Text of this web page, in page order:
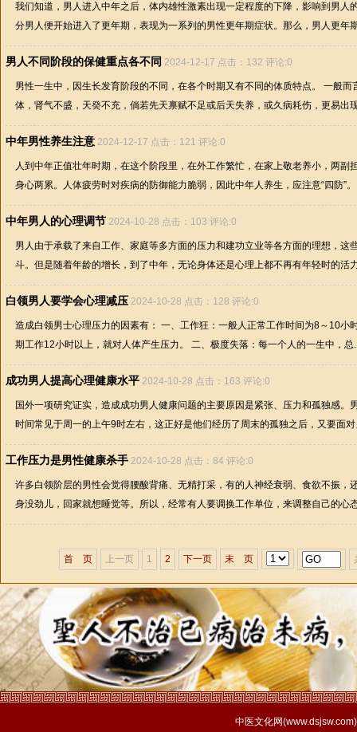
我们知道，男人进入中年之后，体内雄性激素出现一定程度的下降，影响到男人
分男人便开始进入了更年期，表现为一系列的男性更年期症状。那么，男人更年
男人不同阶段的保健重点各不同 2024-12-17 点击：132 评论:0
男性一生中，因生长发育阶段的不同，在各个时期又有不同的体质特点。 一般
体，肾气不盛，天癸不充，倘若先天禀赋不足或后天失养，或久病耗伤，更易出
中年男性养生注意 2024-12-17 点击：121 评论:0
人到中年正值壮年时期，在这个阶段里，在外工作繁忙，在家上敬老养小，两副
身心两累。人体疲劳时对疾病的防御能力脆弱，因此中年人养生，应注意“四防”
中年男人的心理调节 2024-10-28 点击：103 评论:0
男人由于承载了来自工作、家庭等多方面的压力和建功立业等各方面的理想，这
斗。但是随着年龄的增长，到了中年，无论身体还是心理上都不再有年轻时的活
白领男人要学会心理减压 2024-10-28 点击：128 评论:0
造成白领男士心理压力的因素有： 一、工作狂：一般人正常工作时间为8～10小
期工作12小时以上，就对人体产生压力。 二、极度失落：每一个人的一生中，总
成功男人提高心理健康水平 2024-10-28 点击：163 评论:0
国外一项研究证实，造成成功男人健康问题的主要原因是紧张、压力和孤独感。
时间常见于周一的上午9时左右，这正好是他们经历了周末的孤独之后，又要面
工作压力是男性健康杀手 2024-10-28 点击：84 评论:0
许多白领阶层的男性会觉得腰酸背痛、无精打采，有的人神经衰弱、食欲不振，
身没劲儿，回家就想睡觉等。所以，经常有人要调换工作单位，来调整自己的心
首 页 上一页 1 2 下一页 末 页
中医文化网(www.dsjsw.com